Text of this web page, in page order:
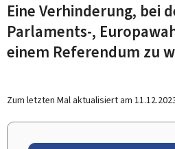
Eine Verhinderung, bei
Parlaments-,
einem Referendum zu
Zum letzten Mal aktualisiert am